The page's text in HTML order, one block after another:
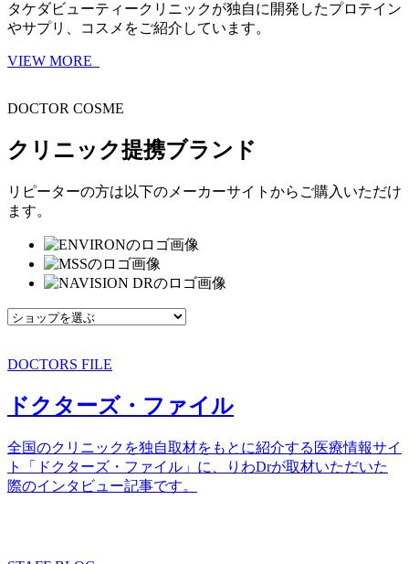
タケダビューティークリニックが独自に開発したプロテイン
やサプリ、コスメをご紹介しています。
VIEW MORE
DOCTOR COSME
クリニック提携ブランド
リピーターの方は以下のメーカーサイトからご購入いただけ
ます。
DOCTORS FILE
ドクターズ・ファイル
全国のクリニックを独自取材をもとに紹介する医療情報サイ
ト「ドクターズ・ファイル」に、りわDrが取材いただいた
際のインタビュー記事です。